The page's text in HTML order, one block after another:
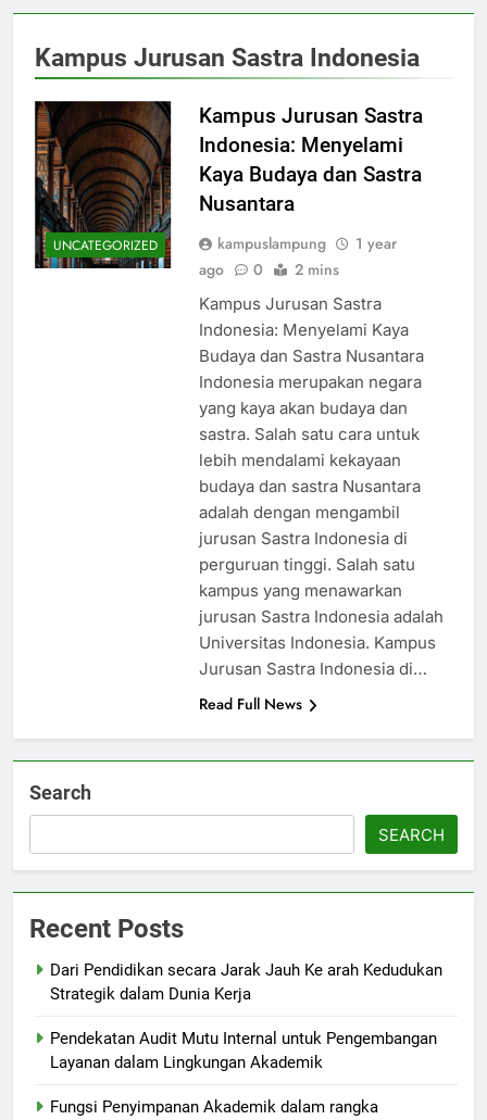
Kampus Jurusan Sastra Indonesia
UNCATEGORIZED
Kampus Jurusan Sastra
Indonesia: Menyelami
Kaya Budaya dan Sastra
Nusantara
kampuslampung
1 year
ago
0 2 mins
Kampus Jurusan Sastra
Indonesia: Menyelami Kaya
Budaya dan Sastra Nusantara
Indonesia merupakan negara
yang kaya akan budaya dan
sastra. Salah satu cara untuk
lebih mendalami kekayaan
budaya dan sastra Nusantara
adalah dengan mengambil
jurusan Sastra Indonesia di
perguruan tinggi. Salah satu
kampus yang menawarkan
jurusan Sastra Indonesia adalah
Universitas Indonesia. Kampus
Jurusan Sastra Indonesia di…
Read Full News
Search
SEARCH
Recent Posts
Dari Pendidikan secara Jarak Jauh Ke arah Kedudukan
Strategik dalam Dunia Kerja
Pendekatan Audit Mutu Internal untuk Pengembangan
Layanan dalam Lingkungan Akademik
Fungsi Penyimpanan Akademik dalam rangka